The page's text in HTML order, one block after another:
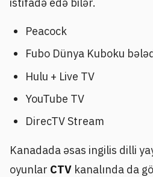
Peacock
Fubo Dünya Kuboku
Hulu + Live TV
YouTube TV
DirecTV Stream
Kanadada əsas ingilis dilli
oyunlar CTV kanalında da